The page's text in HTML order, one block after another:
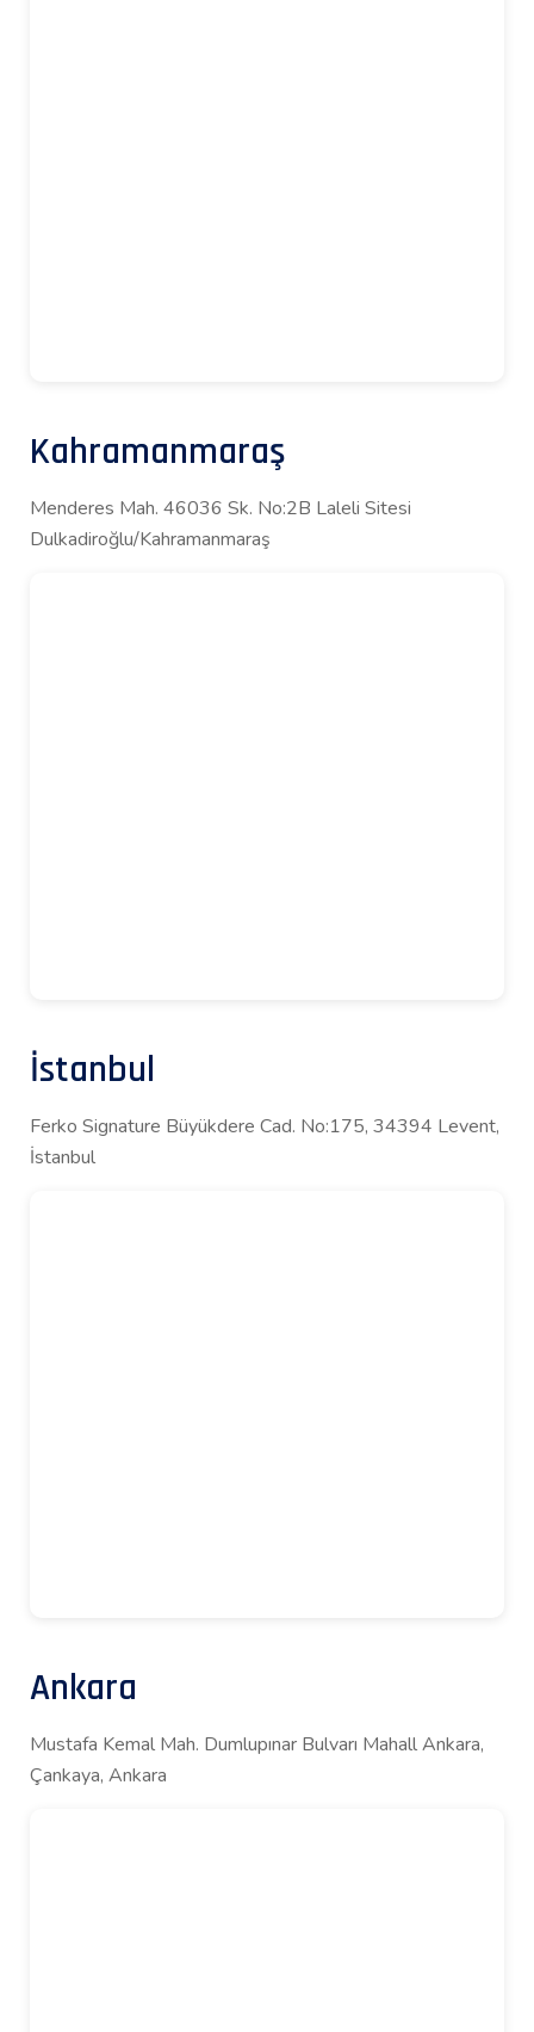
Kahramanmaraş
Menderes Mah. 46036 Sk. No:2B Laleli Sitesi
Dulkadiroğlu/Kahramanmaraş
İstanbul
Ferko Signature Büyükdere Cad. No:175, 34394 Levent,
İstanbul
Ankara
Mustafa Kemal Mah. Dumlupınar Bulvarı Mahall Ankara,
Çankaya, Ankara